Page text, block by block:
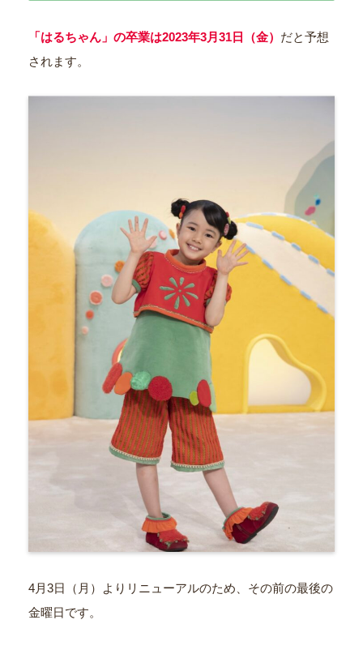
「はるちゃん」の卒業は2023年3月31日（金） だと予想
されます。
4月3日（月）よりリニューアルのため、その前の最後の
金曜日です。